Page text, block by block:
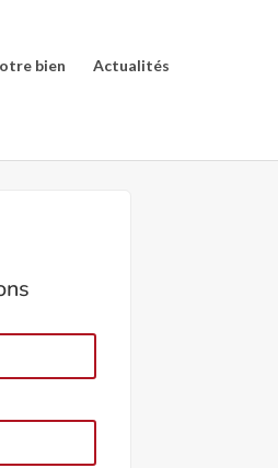
bien Actualités